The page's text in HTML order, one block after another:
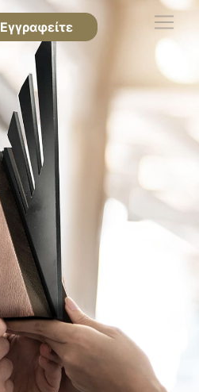
Εγγραφείτε